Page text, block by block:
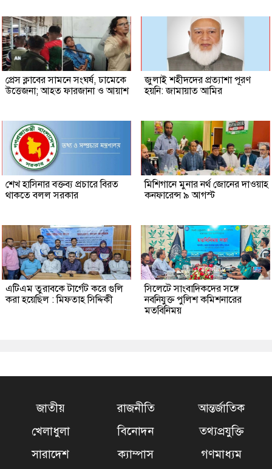
প্রেস ক্লাবের সামনে সংঘর্ষ, ঢামেকে
উত্তেজনা; আহত ফারজানা ও আয়াশ
জুলাই শহীদদের প্রত্যাশা পূরণ
হয়নি: জামায়াত আমির
শেখ হাসিনার বক্তব্য প্রচারে বিরত
থাকতে বলল সরকার
মিশিগানে মুনার নর্থ জোনের দাওয়াহ
কনফারেন্স ৯ আগস্ট
এটিএম তুরাবকে টার্গেট করে গুলি
করা হয়েছিল : মিফতাহ সিদ্দিকী
সিলেটে সাংবাদিকদের সঙ্গে
নবনিযুক্ত পুলিশ কমিশনারের
মতবিনিময়
জাতীয় রাজনীতি
আন্তর্জাতিক
খেলাধুলা
বিনোদন
তথ্যপ্রযুক্তি
সারাদেশ
ক্যাম্পাস
গণমাধ্যম